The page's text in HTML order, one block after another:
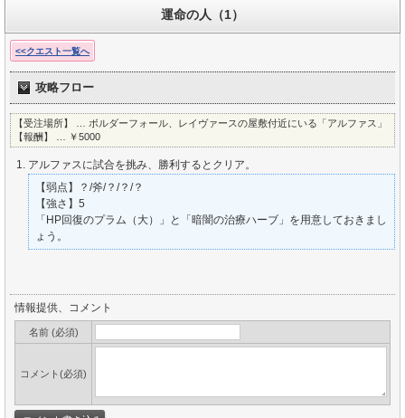
運命の人（1）
<<クエスト一覧へ
攻略フロー
【受注場所】 … ボルダーフォール、レイヴァースの屋敷付近にいる「アルファス」
【報酬】 … ￥5000
アルファスに試合を挑み、勝利するとクリア。
【弱点】？/斧/？/？/？
【強さ】5
「HP回復のプラム（大）」と「暗闇の治療ハーブ」を用意しておきまし
ょう。
情報提供、コメント
名前 (必須)
コメント(必須)